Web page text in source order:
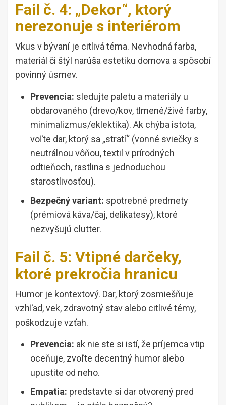
Fail č. 4: „Dekor“, ktorý
nerezonuje s interiérom
Vkus v bývaní je citlivá téma. Nevhodná farba,
materiál či štýl narúša estetiku domova a spôsobí
povinný úsmev.
Prevencia: sledujte paletu a materiály u
obdarovaného (drevo/kov, tlmené/živé farby,
minimalizmus/eklektika). Ak chýba istota,
voľte dar, ktorý sa „stratí“ (vonné sviečky s
neutrálnou vôňou, textil v prírodných
odtieňoch, rastlina s jednoduchou
starostlivosťou).
Bezpečný variant: spotrebné predmety
(prémiová káva/čaj, delikatesy), ktoré
nezvyšujú clutter.
Fail č. 5: Vtipné darčeky,
ktoré prekročia hranicu
Humor je kontextový. Dar, ktorý zosmiešňuje
vzhľad, vek, zdravotný stav alebo citlivé témy,
poškodzuje vzťah.
Prevencia: ak nie ste si istí, že príjemca vtip
oceňuje, zvoľte decentný humor alebo
upustite od neho.
Empatia: predstavte si dar otvorený pred